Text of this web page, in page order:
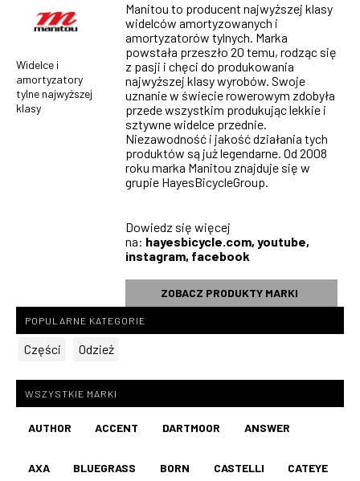
Widelce i
amortyzatory
tylne najwyższej
klasy
Manitou to producent najwyższej klasy
widelców amortyzowanych i
amortyzatorów tylnych. Marka
powstała przeszło 20 temu, rodząc się
z pasji i chęci do produkowania
najwyższej klasy wyrobów. Swoje
uznanie w świecie rowerowym zdobyła
przede wszystkim produkując lekkie i
sztywne widelce przednie.
Niezawodność i jakość działania tych
produktów są już legendarne. Od 2008
roku marka Manitou znajduje się w
grupie HayesBicycleGroup.
Dowiedz się więcej
na: hayesbicycle.com, youtube,
instagram, facebook
ZOBACZ PRODUKTY MARKI
POPULARNE KATEGORIE
Części Odzież
WSZYSTKIE MARKI
AUTHOR ACCENT DARTMOOR ANSWER
AXA BLUEGRASS BORN CASTELLI CATEYE